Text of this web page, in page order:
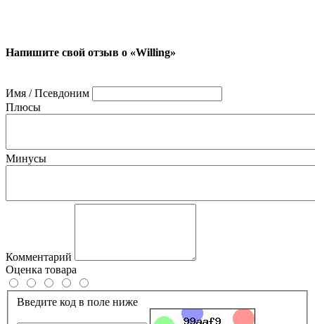
Напишите свой отзыв о «Willing»
Имя / Псевдоним
Плюсы
Минусы
Комментарий
Оценка товара
Введите код в поле ниже